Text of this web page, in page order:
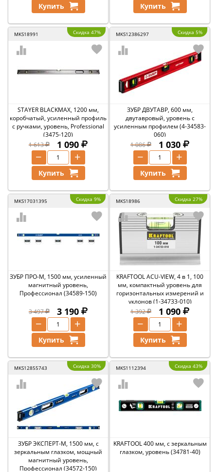
Купить Купить
MKS18991 Скидка 47%
STAYER BLACKMAX, 1200 мм,
коробчатый, усиленный профиль
с ручками, уровень, Professional
(3475-120)
1 613
1 090
+
−
Купить
MKS12386297 Скидка 5%
ЗУБР ДВУТАВР, 600 мм,
двутавровый, уровень с
усиленным профилем (4-34583-
060)
1 086
1 030
+
−
Купить
MKS17031395 Скидка 9%
ЗУБР ПРО-М, 1500 мм, усиленный
магнитный уровень,
Профессионал (34589-150)
3 497 3 190
+
−
Купить
MKS18986 Скидка 27%
KRAFTOOL ACU-VIEW, 4 в 1, 100
мм, компактный уровень для
горизонтальных измерений и
уклонов (1-34733-010)
1 392
1 090
+
−
Купить
MKS12855743 Скидка 30%
ЗУБР ЭКСПЕРТ-М, 1500 мм, с
зеркальным глазком, мощный
магнитный уровень,
Профессионал (34572-150)
MKS1112394 Скидка 43%
KRAFTOOL 400 мм, с зеркальным
глазком, уровень (34781-40)